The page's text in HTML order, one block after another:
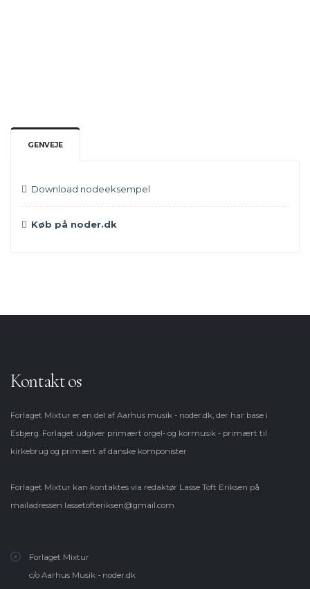
GENVEJE
Download nodeeksempel
Køb på noder.dk
Kontakt os
Forlaget Mixtur er en del af Aarhus musik - noder.dk, der har base i
Esbjerg. Forlaget udgiver primært orgel- og kormusik - primært til
kirkebrug og primært af danske komponister.
Forlaget Mixtur kan kontaktes via redaktør Lasse Toft Eriksen på
mailadressen lassetofteriksen@gmail.com
Forlaget Mixtur
c/o Aarhus Musik - noder.dk